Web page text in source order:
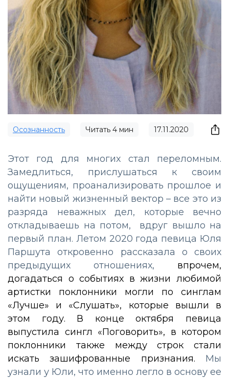
Осознанность Читать 4 мин 17.11.2020
Этот год для многих стал переломным.
Замедлиться, прислушаться к своим
ощущениям, проанализировать прошлое и
найти новый жизненный вектор – все это из
разряда неважных дел, которые вечно
откладываешь на потом, вдруг вышло на
первый план. Летом 2020 года певица Юля
Паршута откровенно рассказала о своих
предыдущих отношениях, впрочем,
догадаться о событиях в жизни любимой
артистки поклонники могли по синглам
«Лучше» и «Слушать», которые вышли в
этом году. В конце октября певица
выпустила сингл «Поговорить», в котором
поклонники также между строк стали
искать зашифрованные признания. Мы
узнали у Юли, что именно легло в основу ее